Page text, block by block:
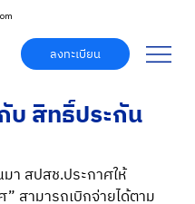
ลงทะเบียน
บ สิทธิ์ประกัน
า สปสช.ประกาศให้
สามารถเบิกจ่ายได้ตาม